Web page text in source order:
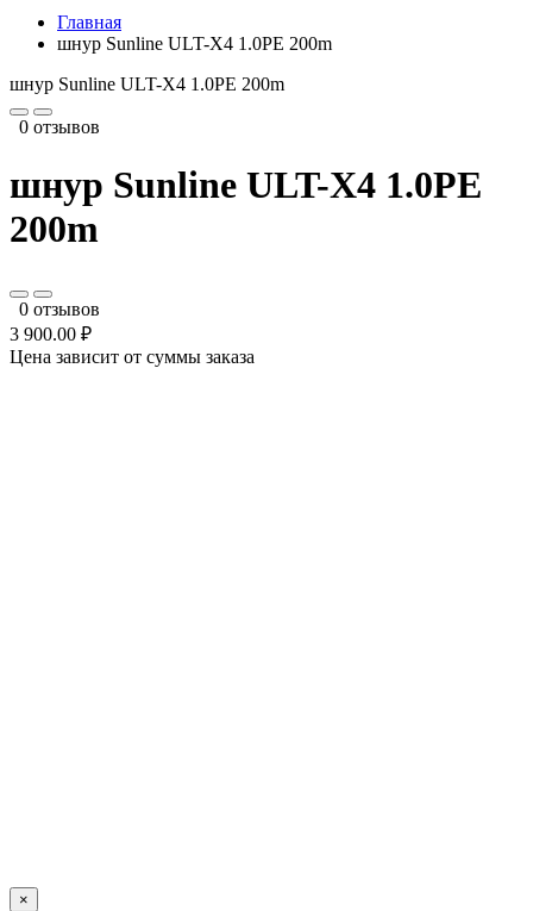
Главная
шнур Sunline ULT-X4 1.0PE 200m
шнур Sunline ULT-X4 1.0PE 200m
0 отзывов
шнур Sunline ULT-X4 1.0PE
200m
0 отзывов
3 900.00 ₽
Цена зависит от суммы заказа
×